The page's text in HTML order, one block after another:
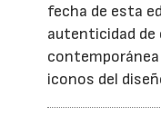
fecha de esta
autenticidad
iconos del